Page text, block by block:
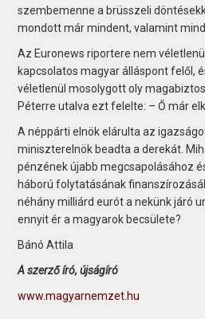
szembemenne a brüsszeli
mondott már mindent, valamint
Az Euronews riportere nem
kapcsolatos magyar álláspont felől,
véletlenül mosolygott oly
Péterre utalva ezt felelte: – Ő már
A néppárti elnök elárulta az
miniszterelnök beadta a derekát.
pénzének újabb megcsapolásához
háború folytatásának
néhány milliárd eurót a nekünk járó
ennyit ér a magyarok becsülete?
Bánó Attila
A szerző író, újságíró
www.magyarnemzet.hu